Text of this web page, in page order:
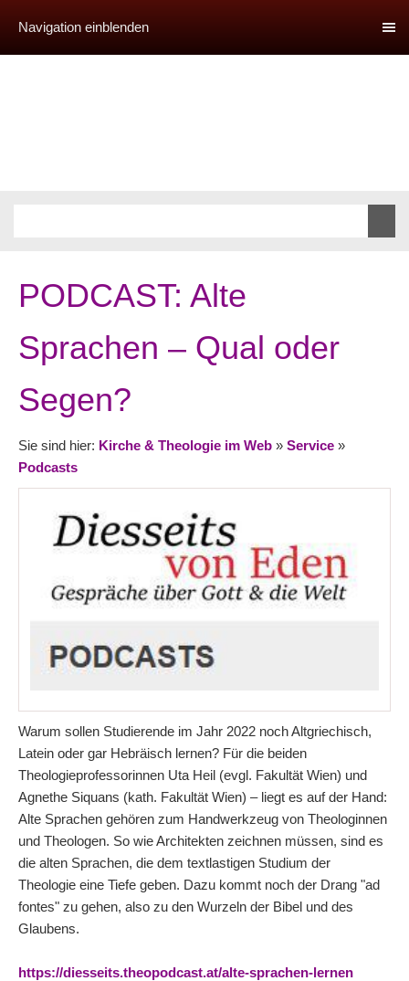
Navigation einblenden
PODCAST: Alte
Sprachen – Qual oder
Segen?
Sie sind hier: Kirche & Theologie im Web » Service »
Podcasts
Warum sollen Studierende im Jahr 2022 noch Altgriechisch,
Latein oder gar Hebräisch lernen? Für die beiden
Theologieprofessorinnen Uta Heil (evgl. Fakultät Wien) und
Agnethe Siquans (kath. Fakultät Wien) – liegt es auf der Hand:
Alte Sprachen gehören zum Handwerkzeug von Theologinnen
und Theologen. So wie Architekten zeichnen müssen, sind es
die alten Sprachen, die dem textlastigen Studium der
Theologie eine Tiefe geben. Dazu kommt noch der Drang "ad
fontes" zu gehen, also zu den Wurzeln der Bibel und des
Glaubens.
https://diesseits.theopodcast.at/alte-sprachen-lernen